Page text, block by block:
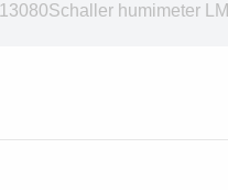
13080Schaller humimeter LM5皮革